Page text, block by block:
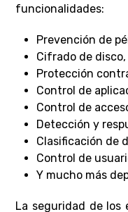
funcionalidades:
Prevención de
Cifrado de
Protección
Control de
Control de
Detección y
Clasificación de
Control de
Y mucho más
La seguridad de los